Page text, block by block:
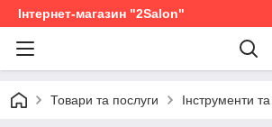
Інтернет-магазин "2Salon"
Товари та послуги Інструменти